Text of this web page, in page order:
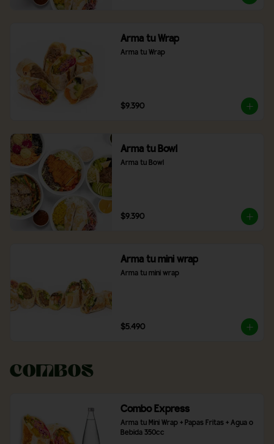
Arma tu Wrap
Arma tu Wrap
$9.390
Arma tu Bowl
Arma tu Bowl
$9.390
Arma tu mini wrap
Arma tu mini wrap
$5.490
Combos
Combo Express
Arma tu Mini Wrap + Papas Fritas + Agua o
Bebida 350cc